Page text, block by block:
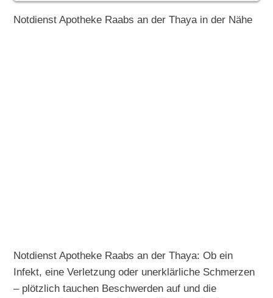
Notdienst Apotheke Raabs an der Thaya in der Nähe
Notdienst Apotheke Raabs an der Thaya: Ob ein
Infekt, eine Verletzung oder unerklärliche Schmerzen
– plötzlich tauchen Beschwerden auf und die